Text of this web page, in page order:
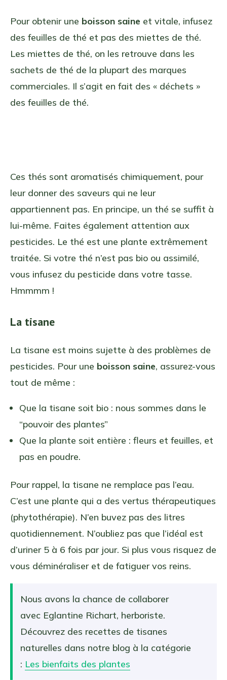
Pour obtenir une boisson saine et vitale, infusez
des feuilles de thé et pas des miettes de thé.
Les miettes de thé, on les retrouve dans les
sachets de thé de la plupart des marques
commerciales. Il s’agit en fait des « déchets »
des feuilles de thé.
Ces thés sont aromatisés chimiquement, pour
leur donner des saveurs qui ne leur
appartiennent pas. En principe, un thé se suffit à
lui-même. Faites également attention aux
pesticides. Le thé est une plante extrêmement
traitée. Si votre thé n’est pas bio ou assimilé,
vous infusez du pesticide dans votre tasse.
Hmmmm !
La tisane
La tisane est moins sujette à des problèmes de
pesticides. Pour une boisson saine, assurez-vous
tout de même :
Que la tisane soit bio : nous sommes dans le
“pouvoir des plantes”
Que la plante soit entière : fleurs et feuilles, et
pas en poudre.
Pour rappel, la tisane ne remplace pas l’eau.
C’est une plante qui a des vertus thérapeutiques
(phytothérapie). N’en buvez pas des litres
quotidiennement. N’oubliez pas que l’idéal est
d’uriner 5 à 6 fois par jour. Si plus vous risquez de
vous déminéraliser et de fatiguer vos reins.
Nous avons la chance de collaborer
avec Eglantine Richart, herboriste.
Découvrez des recettes de tisanes
naturelles dans notre blog à la catégorie
: Les bienfaits des plantes